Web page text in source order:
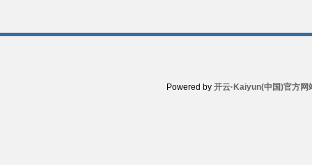
Powered by 开云·Kaiyun(中国)官方网